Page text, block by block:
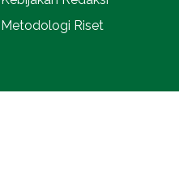
CO78621
Metodologi Riset